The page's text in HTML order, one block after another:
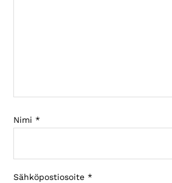
Nimi *
Sähköpostiosoite *